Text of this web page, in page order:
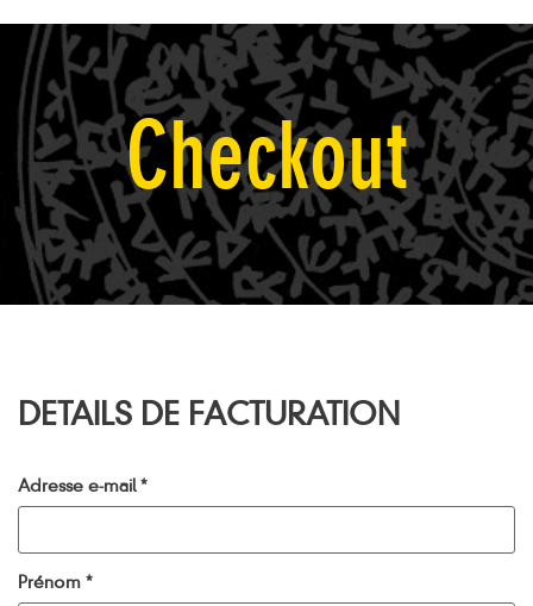
Checkout
DETAILS DE FACTURATION
Adresse e-mail*
Prénom *